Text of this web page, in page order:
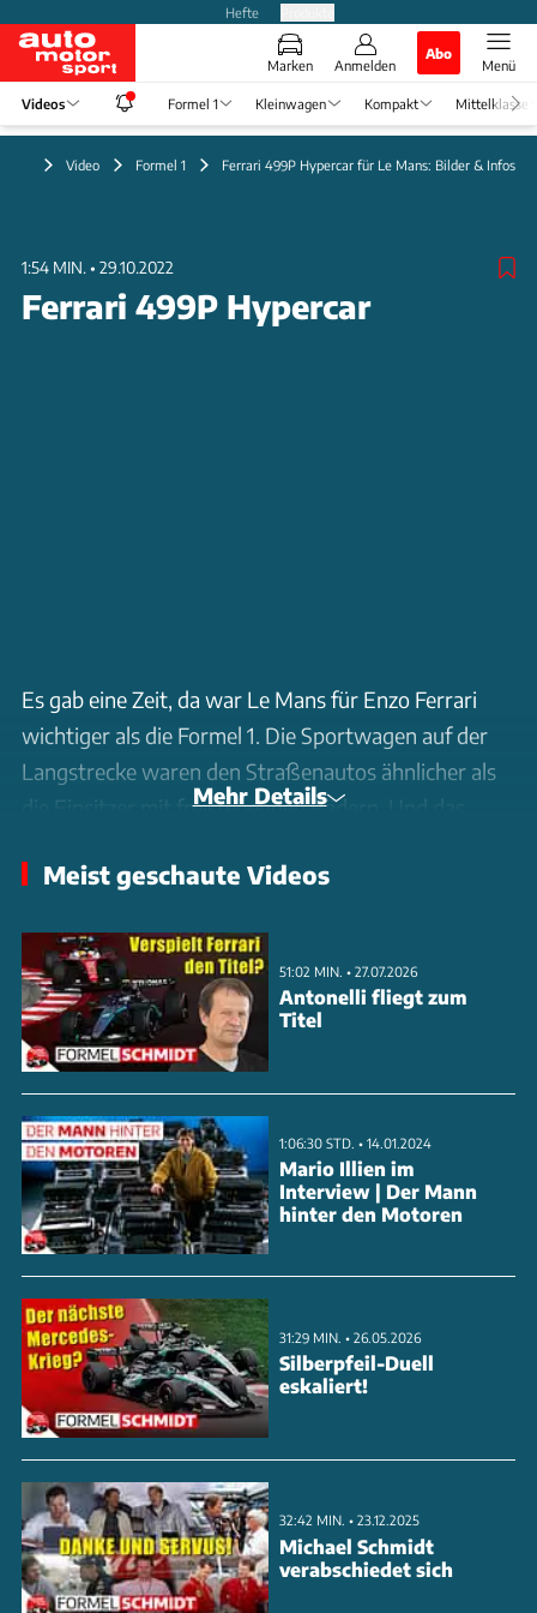
Hefte
Marken Anmelden
Abo
Menü
Videos Formel 1 Kleinwagen Kompakt Mittelklasse
Video Formel 1 Ferrari 499P Hypercar für Le Mans: Bilder & Infos
1:54 MIN. • 29.10.2022
Ferrari 499P Hypercar
Es gab eine Zeit, da war Le Mans für Enzo Ferrari
wichtiger als die Formel 1. Die Sportwagen auf der
Langstrecke waren den Straßenautos ähnlicher als
die Einsitzer mit freistehenden Rädern. Und das
und 22 Titelgewinnen in der Sportwagen-WM zählte
den erfolgreichsten Rennställen auf der Langstrecke.
Rund 50 Jahre nachdem sich Ferrari 1973 mit dem
Modell 312PB aus der Szene verabschiedet hat,
stellte man am Samstag (29.10.) offiziell das Auto für
das Comeback in der auferstandenen Langstrecken-
Weltmeisterschaft vor.
ANZEIGE
Mehr Details
Meist geschaute Videos
51:02 MIN. • 27.07.2026
Antonelli fliegt zum
Titel
1:06:30 STD. • 14.01.2024
Mario Illien im
Interview | Der Mann
hinter den Motoren
31:29 MIN. • 26.05.2026
Silberpfeil-Duell
eskaliert!
32:42 MIN. • 23.12.2025
Michael Schmidt
verabschiedet sich